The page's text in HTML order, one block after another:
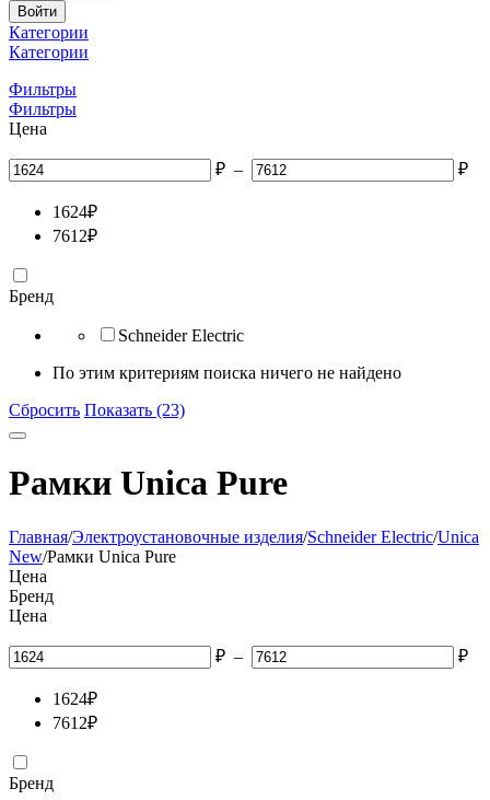
Войти
Категории
Категории
Фильтры
Фильтры
Цена
₽ – ₽
1624₽
7612₽
Бренд
Schneider Electric
По этим критериям поиска ничего не найдено
Сбросить Показать (23)
Рамки Unica Pure
Главная/Электроустановочные изделия/Schneider Electric/Unica
New/Рамки Unica Pure
Цена
Бренд
Цена
₽ – ₽
1624₽
7612₽
Бренд